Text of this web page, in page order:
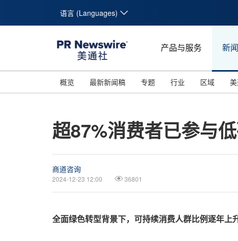
语言 (Languages)
产品与服务 新
概览 最新新闻稿 专题 行业 区域
超87%消费者已参与
商道咨询
2024-12-23 12:00 36801
全面绿色转型背景下，可持续消费人群比例逐年上